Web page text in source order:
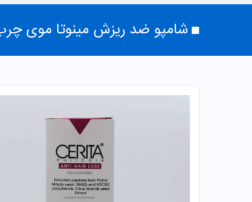
شامپو ضد ریزش مینوتا موی